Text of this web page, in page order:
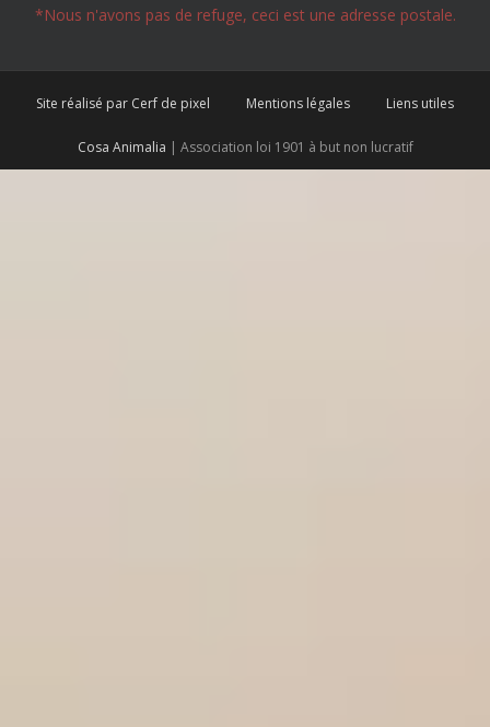
*Nous n'avons pas de refuge, ceci est une adresse postale.
Site réalisé par Cerf de pixel Mentions légales Liens utiles
Cosa Animalia | Association loi 1901 à but non lucratif